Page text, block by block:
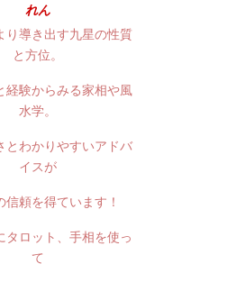
れん
り導き出す九星の性質
と方位。
経験からみる家相や風
水学。
とわかりやすいアドバ
イスが
信頼を得ています！
タロット、手相を使っ
て